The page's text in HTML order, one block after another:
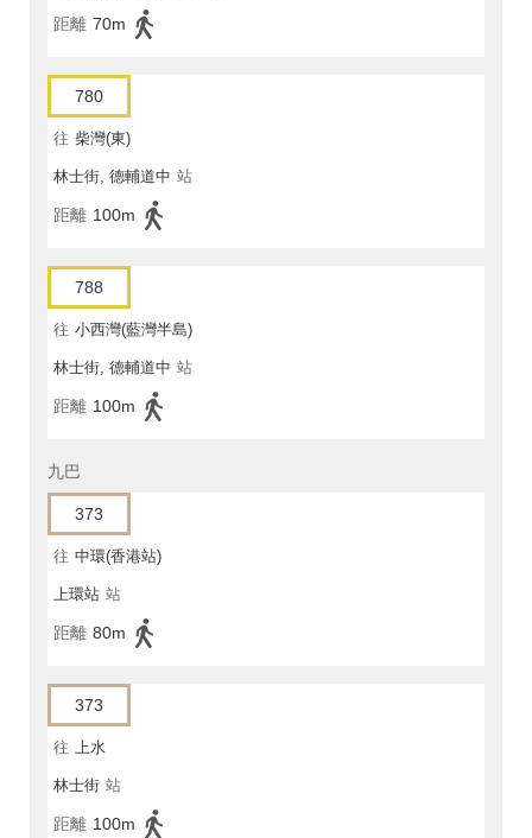
距離 70m
780
往 柴灣(東)
林士街, 德輔道中 站
距離 100m
788
往 小西灣(藍灣半島)
林士街, 德輔道中 站
距離 100m
九巴
373
往 中環(香港站)
上環站 站
距離 80m
373
往 上水
林士街 站
距離 100m